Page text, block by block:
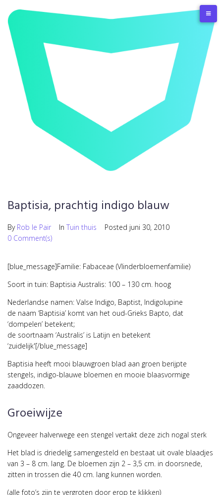
content
Baptisia, prachtig indigo blauw
By Rob le Pair In Tuin thuis Posted juni 30, 2010
0 Comment(s)
[blue_message]Familie: Fabaceae (Vlinderbloemenfamilie)
Soort in tuin: Baptisia Australis: 100 – 130 cm. hoog
Nederlandse namen: Valse Indigo, Baptist, Indigolupine
de naam ‘Baptisia’ komt van het oud-Grieks Bapto, dat
‘dompelen’ betekent;
de soortnaam ‘Australis’ is Latijn en betekent
‘zuidelijk'[/blue_message]
Baptisia heeft mooi blauwgroen blad aan groen berijpte
stengels, indigo-blauwe bloemen en mooie blaasvormige
zaaddozen.
Groeiwijze
Ongeveer halverwege een stengel vertakt deze zich nogal sterk
Het blad is driedelig samengesteld en bestaat uit ovale blaadjes
van 3 – 8 cm. lang. De bloemen zijn 2 – 3,5 cm. in doorsnede,
zitten in trossen die 40 cm. lang kunnen worden.
(alle foto’s zijn te vergroten door erop te klikken)